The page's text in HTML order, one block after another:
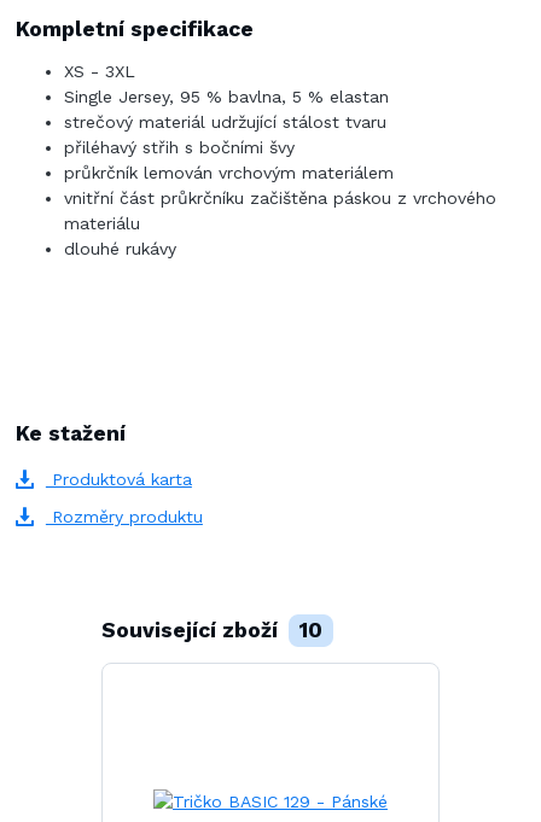
Kompletní specifikace
XS - 3XL
Single Jersey, 95 % bavlna, 5 % elastan
strečový materiál udržující stálost tvaru
přiléhavý střih s bočními švy
průkrčník lemován vrchovým materiálem
vnitřní část průkrčníku začištěna páskou z vrchového
materiálu
dlouhé rukávy
Ke stažení
Produktová karta
Rozměry produktu
Související zboží 10